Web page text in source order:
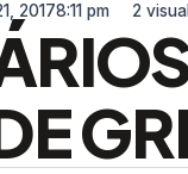
20178:11 pm 2